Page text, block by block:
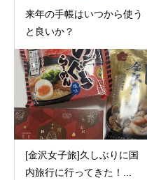
来年の手帳はいつから使う
と良いか？
[金沢女子旅]久しぶりに国
内旅行に行ってきた！...